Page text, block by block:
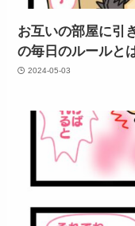
お互いの部屋に引
の毎日のルールと
2024-05-03